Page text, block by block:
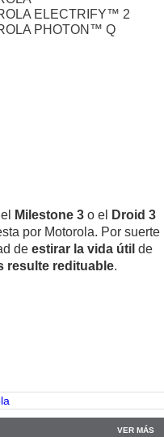
ELECTRIFY™ 2
PHOTON™ Q
Milestone 3 o el
Droid 3
por Motorola. Por suerte
de estirar la vida útil de
resulte redituable.
VER MÁS